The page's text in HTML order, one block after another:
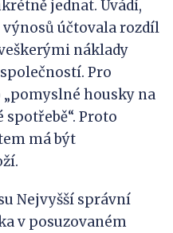
jednat. Uvádí,
výnosů účtovala rozdíl
náklady
Pro
housky na
Proto
má být
správní
v posuzovaném